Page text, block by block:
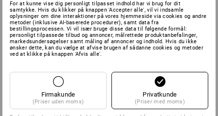
For at kunne vise dig personligt tilpasset indhold har vi brug for dit
samtykke. Hvis du klikker på knappen 'Accepter alle', vil vi indsamle
oplysninger om dine interaktioner på vores hjemmeside via cookies og andre
metoder (inklusive AI-baserede procedurer), samt data fra
bestillingsprocessen. Vi vil især bruge disse data til følgende formål:
personligt tilpassede tilbud og annoncer, målrettede produktanbefalinger,
markedsundersøgelser samt måling af annoncer og indhold. Hvis du ikke
ønsker dette, kan du vælge at afvise brugen af sådanne cookies og metoder
ved at klikke på knappen 'Afvis alle'.
Firmakunde
(Priser uden moms)
Privatkunde
(Priser med moms)